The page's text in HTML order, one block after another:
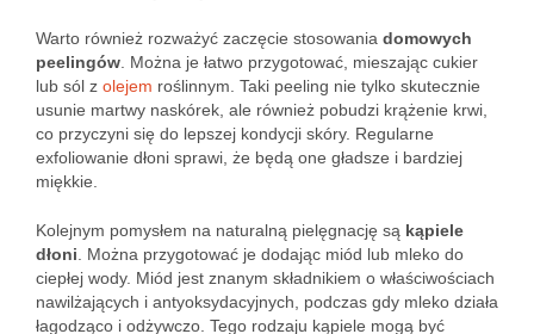
Warto również rozważyć zaczęcie stosowania domowych
peelingów . Można je łatwo przygotować, mieszając cukier
lub sól z olejem roślinnym. Taki peeling nie tylko skutecznie
usunie martwy naskórek, ale również pobudzi krążenie krwi,
co przyczyni się do lepszej kondycji skóry. Regularne
exfoliowanie dłoni sprawi, że będą one gładsze i bardziej
miękkie.
Kolejnym pomysłem na naturalną pielęgnację są kąpiele
dłoni . Można przygotować je dodając miód lub mleko do
ciepłej wody. Miód jest znanym składnikiem o właściwościach
nawilżających i antyoksydacyjnych, podczas gdy mleko działa
łagodząco i odżywczo. Tego rodzaju kąpiele mogą być